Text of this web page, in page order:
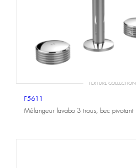
TEXTURE COLLECTION
F5611
Mélangeur lavabo 3 trous, bec pivotant